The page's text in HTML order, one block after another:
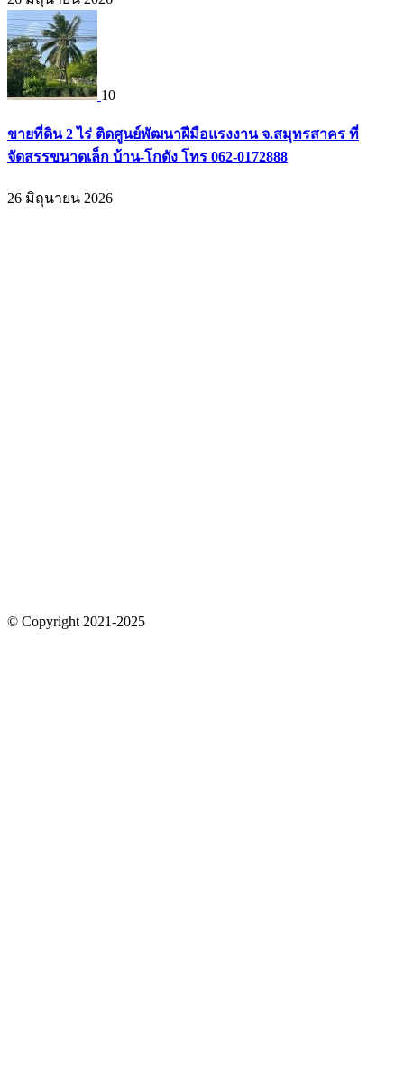
10
ขายที่ดิน 2 ไร่ ติดศูนย์พัฒนาฝีมือแรงงาน จ.สมุทรสาคร ที่
จัดสรรขนาดเล็ก บ้าน-โกดัง โทร 062-0172888
26 มิถุนายน 2026
© Copyright 2021-2025